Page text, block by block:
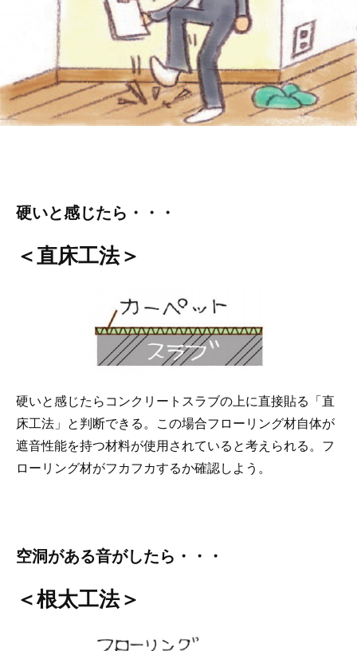
硬いと感じたら・・・
＜直床工法＞
硬いと感じたらコンクリートスラブの上に直接貼る「直
床工法」と判断できる。この場合フローリング材自体が
遮音性能を持つ材料が使用されていると考えられる。フ
ローリング材がフカフカするか確認しよう。
空洞がある音がしたら・・・
＜根太工法＞